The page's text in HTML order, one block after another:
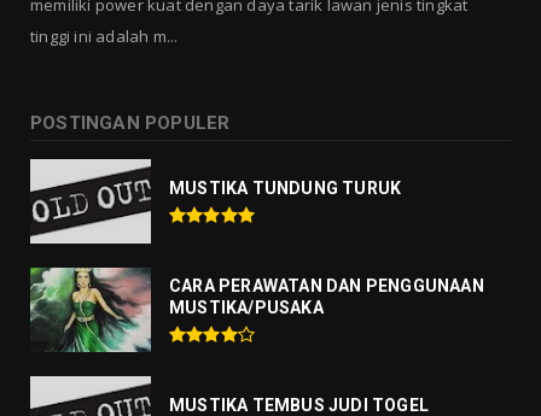
memiliki power kuat dengan daya tarik lawan jenis tingkat
tinggi ini adalah m...
POSTINGAN POPULER
MUSTIKA TUNDUNG TURUK
CARA PERAWATAN DAN PENGGUNAAN
MUSTIKA/PUSAKA
MUSTIKA TEMBUS JUDI TOGEL